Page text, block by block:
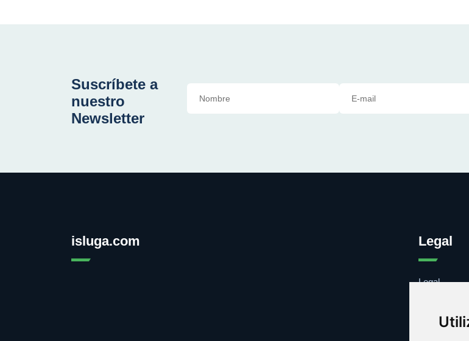
Suscríbete a
nuestro
Newsletter
isluga.com Legal
Legal
Contacto